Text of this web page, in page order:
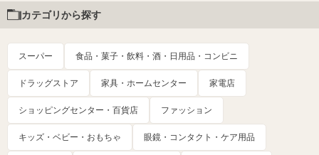
カテゴリから探す
スーパー 食品・菓子・飲料・酒・日用品・コンビニ
ドラッグストア 家具・ホームセンター 家電店
ショッピングセンター・百貨店 ファッション
キッズ・ベビー・おもちゃ 眼鏡・コンタクト・ケア用品